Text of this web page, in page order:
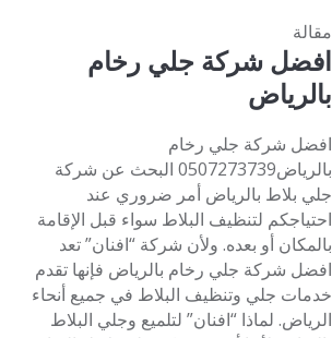
مقالة
افضل شركة جلي رخام
بالرياض
افضل شركة جلي رخام
بالرياض0507273739 البحث عن شركة
جلي بلاط بالرياض أمر ضروري عند
احتياجكم لتنظيف البلاط سواء قبل الإقامة
بالمكان أو بعده. ولأن شركة “افنان” تعد
افضل شركة جلي رخام بالرياض فإنها تقدم
خدمات جلي وتنظيف البلاط في جميع أنحاء
الرياض. لماذا “افنان” لتلميع وجلي البلاط